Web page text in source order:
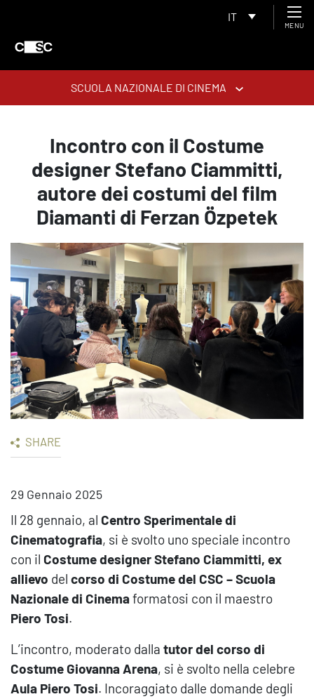
IT
MENU
SCUOLA NAZIONALE DI CINEMA
Incontro con il Costume
designer Stefano Ciammitti,
autore dei costumi del film
Diamanti di Ferzan Özpetek
SHARE
29 Gennaio 2025
Il 28 gennaio, al Centro Sperimentale di
Cinematografia, si è svolto uno speciale incontro
con il Costume designer Stefano Ciammitti, ex
allievo del corso di Costume del CSC – Scuola
Nazionale di Cinemaformatosi con il maestro
Piero Tosi.
L’incontro, moderato dalla tutor del corso di
CostumeGiovanna Arena, si è svolto nella celebre
Aula Piero Tosi. Incoraggiato dalle domande degli